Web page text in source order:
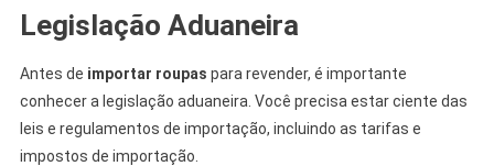
Legislação Aduaneira
Antes de importar roupas para revender, é importante
conhecer a legislação aduaneira. Você precisa estar ciente das
leis e regulamentos de importação, incluindo as tarifas e
impostos de importação.